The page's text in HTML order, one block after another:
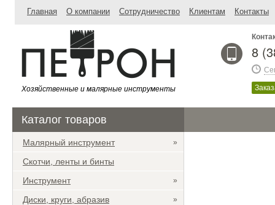
Главная О компании Сотрудничество Клиентам Контакты
Хозяйственные и малярные инструменты
8
Каталог товаров
Малярный инструмент »
Скотчи, ленты и бинты
Инструмент
»
Диски, круги, абразив »